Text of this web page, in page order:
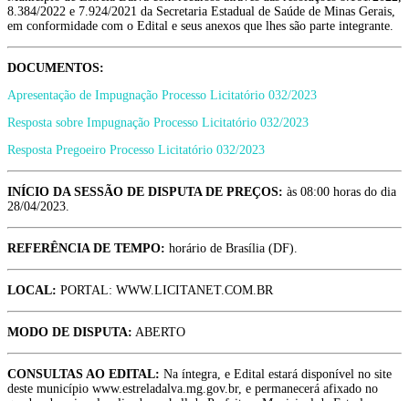
8.384/2022 e 7.924/2021 da Secretaria Estadual de Saúde de Minas Gerais,
em conformidade com o Edital e seus anexos que lhes são parte integrante.
DOCUMENTOS:
Apresentação de Impugnação Processo Licitatório 032/2023
Resposta sobre Impugnação Processo Licitatório 032/2023
Resposta Pregoeiro Processo Licitatório 032/2023
INÍCIO DA SESSÃO DE DISPUTA DE PREÇOS: às 08:00 horas do dia
28/04/2023.
REFERÊNCIA DE TEMPO: horário de Brasília (DF).
LOCAL: PORTAL: WWW.LICITANET.COM.BR
MODO DE DISPUTA: ABERTO
CONSULTAS AO EDITAL: Na íntegra, e Edital estará disponível no site
deste município www.estreladalva.mg.gov.br, e permanecerá afixado no